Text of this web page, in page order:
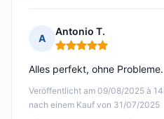
A
Antonio T.
Hinweis: 5 von 5
Veröffentlicht am 09/08/2025 à
nach einem Kauf von 31/07/2025
Alles perfekt, ohne Probleme.